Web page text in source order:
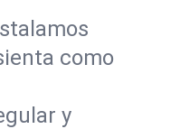
como
y